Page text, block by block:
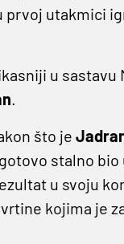
prvoj utakmici
u sastavu
.
što je
stalno bio
u svoju
kojima je